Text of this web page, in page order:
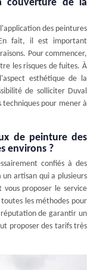
couverture de la
des peintures
fait, il est important
Pour commencer,
les risques de fuites. À
esthétique de la
de solliciter Duval
pour mener à
de peinture des
environs ?
confiés à des
artisan qui a plusieurs
vous proposer le service
les méthodes pour
de garantir un
proposer des tarifs très